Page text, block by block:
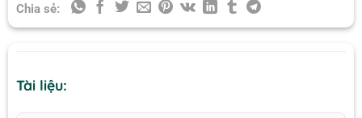
Chia sẻ:
Tài liệu: